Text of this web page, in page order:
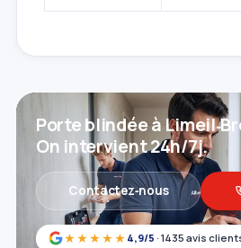
★★★★★ 4,9/5 · 1435 avis
Porte blindée à
On intervient 24h/7j.
Contactez‑nous